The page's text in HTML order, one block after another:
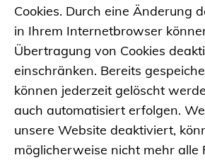
Cookies. Durch eine Änderung
in Ihrem Internetbrowser
Übertragung von Cookies
einschränken. Bereits
können jederzeit gelöscht
auch automatisiert erfolgen.
unsere Website deaktiviert,
möglicherweise nicht mehr alle